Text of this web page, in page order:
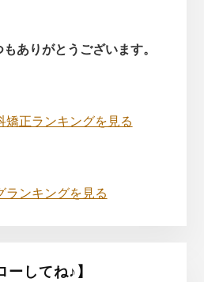
ありがとうございます。
矯正ランキングを見る
ランキングを見る
ーしてね♪】